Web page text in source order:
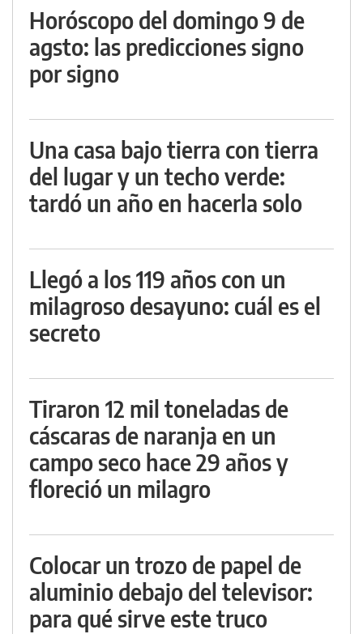
Horóscopo del domingo 9 de
agsto: las predicciones signo
por signo
Una casa bajo tierra con tierra
del lugar y un techo verde:
tardó un año en hacerla solo
Llegó a los 119 años con un
milagroso desayuno: cuál es el
secreto
Tiraron 12 mil toneladas de
cáscaras de naranja en un
campo seco hace 29 años y
floreció un milagro
Colocar un trozo de papel de
aluminio debajo del televisor:
para qué sirve este truco